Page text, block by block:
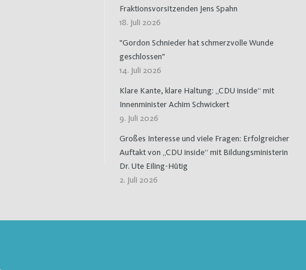
Fraktionsvorsitzenden Jens Spahn
18. Juli 2026
"Gordon Schnieder hat schmerzvolle Wunde
geschlossen"
14. Juli 2026
Klare Kante, klare Haltung: „CDU inside“ mit
Innenminister Achim Schwickert
9. Juli 2026
Großes Interesse und viele Fragen: Erfolgreicher
Auftakt von „CDU inside“ mit Bildungsministerin
Dr. Ute Eiling-Hütig
2. Juli 2026